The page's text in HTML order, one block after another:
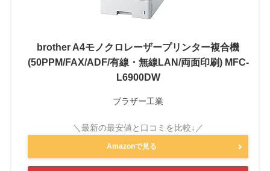
brother A4モノクロレーザープリンター複合機
(50PPM/FAX/ADF/有線・無線LAN/両面印刷) MFC-
L6900DW
ブラザー工業
Amazonで見る